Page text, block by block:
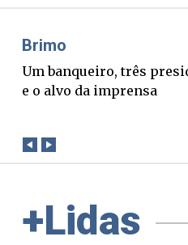
Misael Elias
O Boato corre mais
verdade. Mas quem
+Lidas